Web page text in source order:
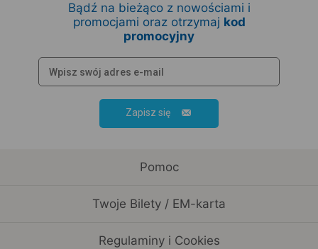
Bądź na bieżąco z nowościami i
promocjami oraz otrzymaj kod
promocyjny
Zapisz się
Pomoc
Twoje Bilety / EM-karta
Regulaminy i Cookies